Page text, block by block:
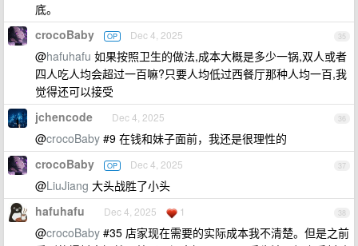
底。
35
crocoBaby OP Dec 4, 2025
@hafuhafu 如果按照卫生的做法,成本大概是多少一锅,双人或者
四人吃人均会超过一百嘛?只要人均低过西餐厅那种人均一百,我
觉得还可以接受
36
jchencode Dec 4, 2025
@crocoBaby #9 在钱和妹子面前，我还是很理性的
37
crocoBaby OP Dec 4, 2025
@LiuJiang 大头战胜了小头
38
hafuhafu Dec 4, 2025 1
@crocoBaby #35 店家现在需要的实际成本我不清楚。但是之前